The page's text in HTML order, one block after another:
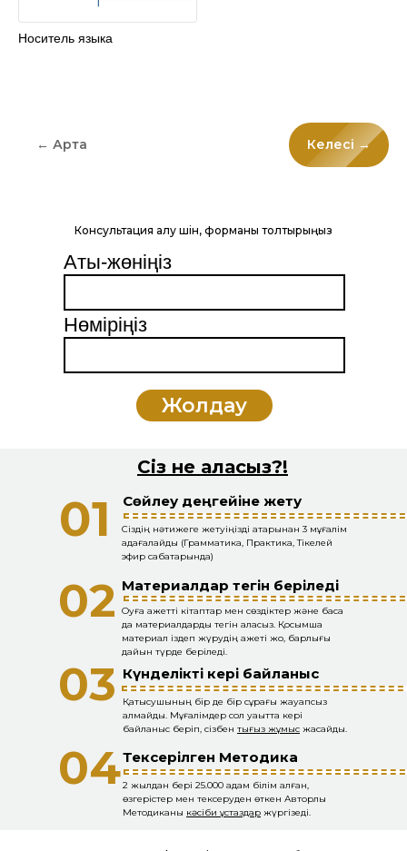
Носитель языка
← Артқа Келесі →
Аты-жөніңіз
Нөміріңіз
Жолдау
Консультация алу үшін, форманы толтырыңыз
01 Cөйлеу деңгейіне жету
02
Күнделікті кері байланыс
03
04Тексерілген Методика
Оқуға қажетті кітаптар мен сөздіктер және басқа
да материалдарды тегін аласыз. Қосымша
материал іздеп жүрудің қажеті жоқ, барлығы
дайын түрде беріледі.
Қатысушының бір де бір сұрағы жауапсыз
қалмайды. Мұғалімдер сол уақытта кері
байланыс беріп, сізбен тығыз жұмыс жасайды.
2 жылдан бері 25.000 адам білім алған,
өзгерістер мен тексеруден өткен Авторлық
Методиканы кәсіби ұстаздар жүргізеді.
Сіздің нәтижеге жетуіңізді қатарынан 3 мұғалім
қадағалайды (Грамматика, Практика, Тікелей
эфир сабақтарында)
Материалдар тегін беріледі
Сіз не аласыз?!